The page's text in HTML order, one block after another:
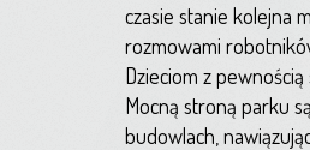
czasie stanie kolejna
rozmowami
Dzieciom z
Mocną stroną parku
budowlach,